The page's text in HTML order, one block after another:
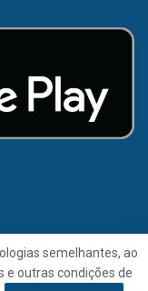
semelhantes, ao
e outras condições de